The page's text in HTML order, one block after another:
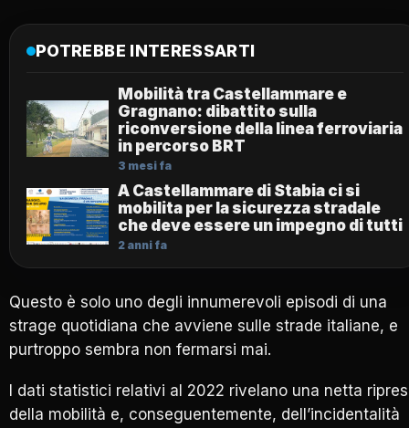
POTREBBE INTERESSARTI
Mobilità tra Castellammare e
Gragnano: dibattito sulla
riconversione della linea ferroviaria
in percorso BRT
3 mesi fa
A Castellammare di Stabia ci si
mobilita per la sicurezza stradale
che deve essere un impegno di tutti
2 anni fa
Questo è solo uno degli innumerevoli episodi di una
strage quotidiana che avviene sulle strade italiane, e
purtroppo sembra non fermarsi mai.
I dati statistici relativi al 2022 rivelano una netta
della mobilità e, conseguentemente, dell’incidentalità